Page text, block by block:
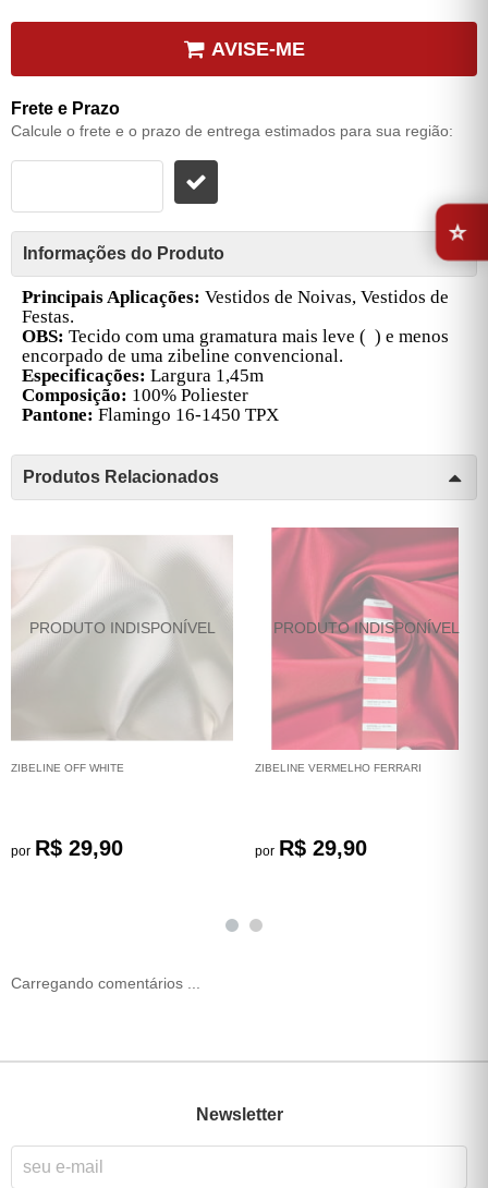
AVISE-ME
Frete e Prazo
Calcule o frete e o prazo de entrega estimados para sua região:
Informações do Produto
Principais Aplicações: Vestidos de Noivas, Vestidos de
Festas.
OBS: Tecido com uma gramatura mais leve ( ) e menos
encorpado de uma zibeline convencional.
Especificações: Largura 1,45m
Composição: 100% Poliester
Pantone: Flamingo 16-1450 TPX
Produtos Relacionados
ZIBELINE OFF WHITE
por R$ 29,90
ZIBELINE VERMELHO FERRARI
por R$ 29,90
Carregando comentários ...
Newsletter
⭐